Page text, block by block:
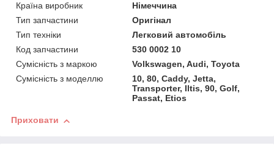
Країна виробник
Німеччина
Тип запчастини
Оригінал
Тип техніки
Легковий автомобіль
Код запчастини
530 0002 10
Сумісність з маркою
Volkswagen, Audi, Toyota
Сумісність з моделлю
10, 80, Caddy, Jetta,
Transporter, Iltis, 90, Golf,
Passat, Etios
Приховати